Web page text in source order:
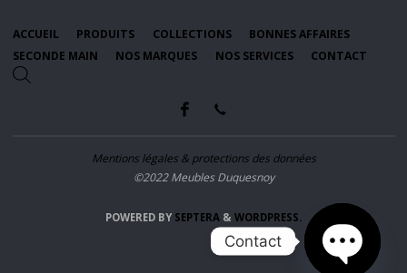
ACCUEIL PRODUITS COLLECTIONS
BONNES AFFAIRES
SECONDE MAIN
NOS MARQUES NOS SERVICES CONTACT
Mentions légales & protections des données
©2022 Meubles Duquesnoy
POWERED BYSEPTERA & WORDPRESS.
Contact